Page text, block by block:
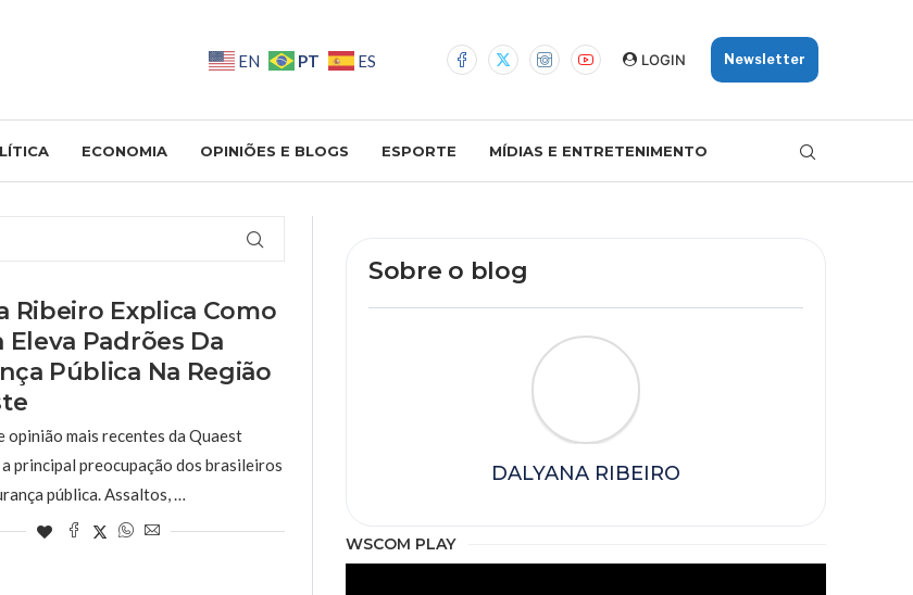
EN PT ES LOGIN Newsletter
ECONOMIA OPINIÕES E BLOGS ESPORTE MÍDIAS E ENTRETENIMENTO
Ribeiro Explica Como
Eleva Padrões Da
Pública Na Região
opinião mais recentes da Quaest
principal preocupação dos brasileiros
pública. Assaltos, …
Sobre o blog
DALYANA RIBEIRO
WSCOM PLAY